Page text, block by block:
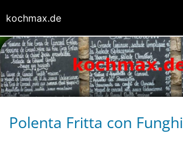
Polenta Fritta con Funghi
kochmax.de